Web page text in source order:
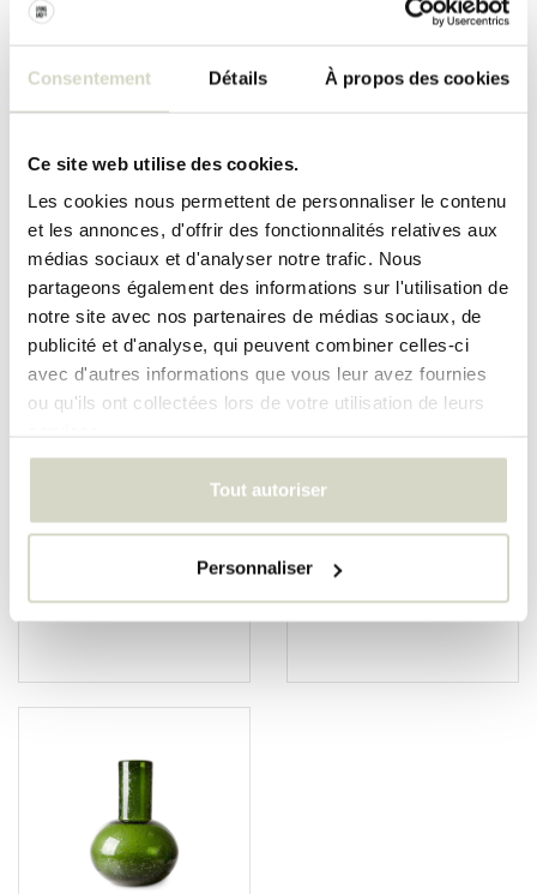
Consentement Détails À propos des cookies
Ce site web utilise des cookies.
Les cookies nous permettent de personnaliser le contenu
et les annonces, d'offrir des fonctionnalités relatives aux
médias sociaux et d'analyser notre trafic. Nous
partageons également des informations sur l'utilisation de
notre site avec nos partenaires de médias sociaux, de
publicité et d'analyse, qui peuvent combiner celles-ci
avec d'autres informations que vous leur avez fournies
ou qu'ils ont collectées lors de votre utilisation de leurs
Tout autoriser
Personnaliser
Paniers Jardinières